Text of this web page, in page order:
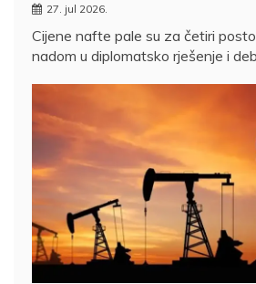
27. jul 2026.
Cijene nafte pale su za četiri
nadom u diplomatsko rješenje i